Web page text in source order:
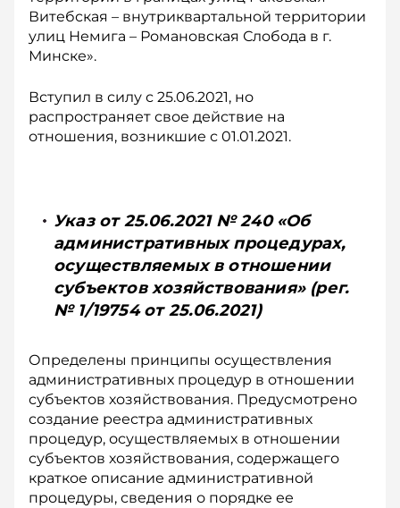
Витебская – внутриквартальной территории
улиц Немига – Романовская Слобода в г.
Минске».
Вступил в силу с 25.06.2021, но
распространяет свое действие на
отношения, возникшие с 01.01.2021.
Указ от 25.06.2021 № 240 «Об
административных процедурах,
осуществляемых в отношении
субъектов хозяйствования» (рег.
№ 1/19754 от 25.06.2021)
Определены принципы осуществления
административных процедур в отношении
субъектов хозяйствования. Предусмотрено
создание реестра административных
процедур, осуществляемых в отношении
субъектов хозяйствования, содержащего
краткое описание административной
процедуры, сведения о порядке ее